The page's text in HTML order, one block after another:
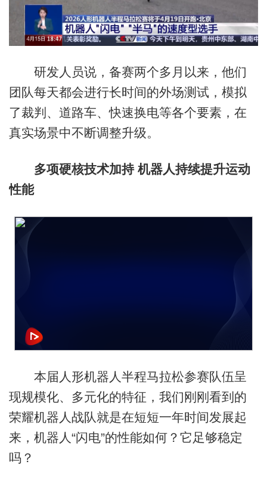
研发人员说，备赛两个多月以来，他们
团队每天都会进行长时间的外场测试，模拟
了裁判、道路车、快速换电等各个要素，在
真实场景中不断调整升级。
多项硬核技术加持 机器人持续提升运动
性能
本届人形机器人半程马拉松参赛队伍呈
现规模化、多元化的特征，我们刚刚看到的
荣耀机器人战队就是在短短一年时间发展起
来，机器人“闪电”的性能如何？它足够稳定
吗？